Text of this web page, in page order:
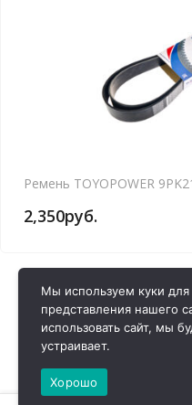
Ремень TOYOPOWER
2,350руб.
Мы используем куки для
представления нашего
использовать сайт, мы
устраивает.
Хорошо